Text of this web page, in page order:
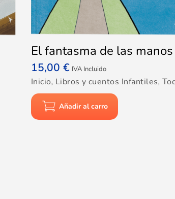
El fantasma de las
15,00 € IVA Incluido
Inicio, Libros y cuentos Infantiles,
Añadir al carro